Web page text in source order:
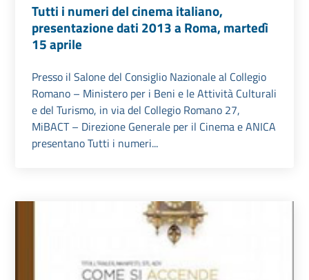
Tutti i numeri del cinema italiano,
presentazione dati 2013 a Roma, martedì
15 aprile
Presso il Salone del Consiglio Nazionale al Collegio
Romano – Ministero per i Beni e le Attività Culturali
e del Turismo, in via del Collegio Romano 27,
MiBACT – Direzione Generale per il Cinema e ANICA
presentano Tutti i numeri...